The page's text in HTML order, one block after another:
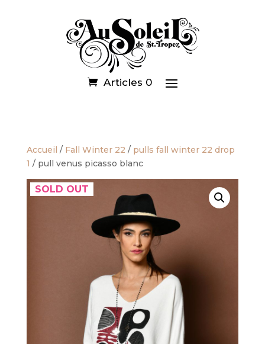
Articles 0
Accueil / Fall Winter 22 / pulls fall winter 22 drop
1 / pull venus picasso blanc
SOLD OUT